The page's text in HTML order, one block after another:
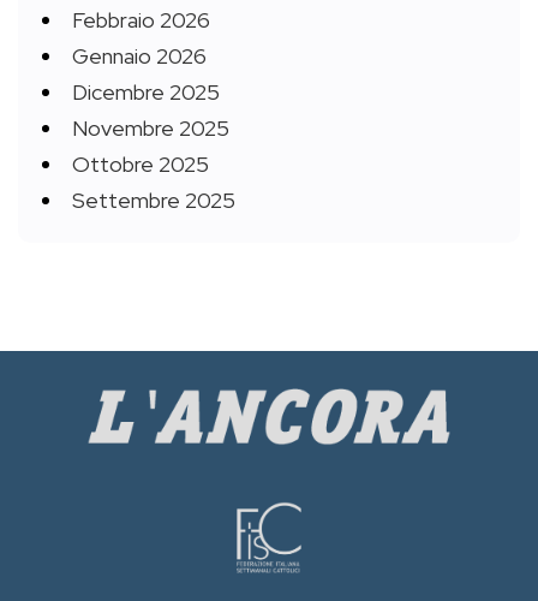
Febbraio 2026
Gennaio 2026
Dicembre 2025
Novembre 2025
Ottobre 2025
Settembre 2025